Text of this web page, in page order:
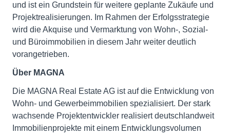
und ist ein Grundstein für weitere geplante Zukäufe und
Projektrealisierungen. Im Rahmen der Erfolgsstrategie
wird die Akquise und Vermarktung von Wohn-, Sozial-
und Büroimmobilien in diesem Jahr weiter deutlich
vorangetrieben.
Über MAGNA
Die MAGNA Real Estate AG ist auf die Entwicklung von
Wohn- und Gewerbeimmobilien spezialisiert. Der stark
wachsende Projektentwickler realisiert deutschlandweit
Immobilienprojekte mit einem Entwicklungsvolumen